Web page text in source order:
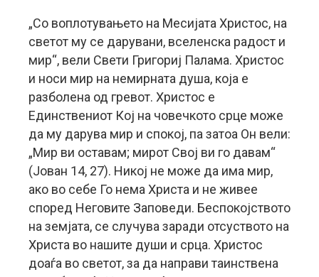
„Со воплотувањето на Месијата Христос, на
светот му се дарувани, вселенска радост и
мир“, вели Свети Григориј Палама. Христос
и носи мир на немирната душа, која е
разболена од гревот. Христос е
Единствениот Кој на човечкото срце може
да му дарува мир и спокој, па затоа Он вели:
„Мир ви оставам; мирот Свој ви го давам“
(Јован 14, 27). Никој не може да има мир,
ако во себе Го нема Христа и не живее
според Неговите Заповеди. Беспокојството
на земјата, се случува заради отсуството на
Христа во нашите души и срца. Христос
доаѓа во светот, за да направи таинствена